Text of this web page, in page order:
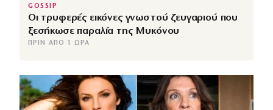
GOSSIP
Οι τρυφερές εικόνες γνωστού ζευγαριού που
ξεσήκωσε παραλία της Μυκόνου
ΠΡΙΝ ΑΠΌ 1 ΏΡΑ